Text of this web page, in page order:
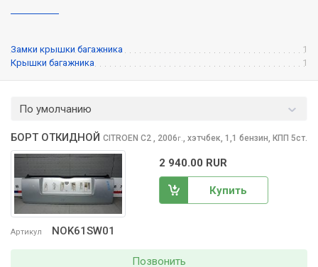
Замки крышки багажника
1
Крышки багажника
1
По умолчанию
Артикул NOK61SW01
БОРТ ОТКИДНОЙ CITROEN C2 , 2006г., хэтчбек, 1,1 бензин, КПП 5ст.
2 940.00 RUR
Купить
Позвонить